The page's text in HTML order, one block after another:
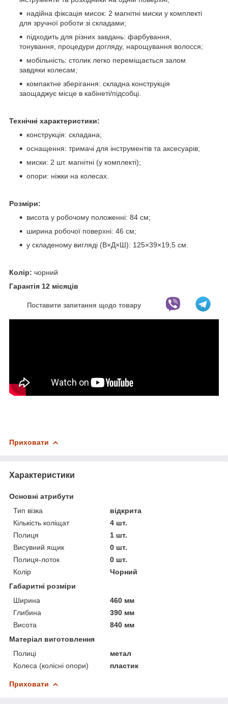
надійна фіксація мисок: 2 магнітні миски у комплекті
для зручної роботи зі складами;
підходить для різних завдань: фарбування,
тонування, процедури догляду, нарощування волосся;
мобільність: столик легко переміщається залом
завдяки колесам;
компактне зберігання: складна конструкція
заощаджує місце в кабінеті/підсобці.
Технічні характеристики:
конструкція: складана;
оснащення: тримачі для інструментів та аксесуарів;
миски: 2 шт. магнітні (у комплекті);
опори: ніжки на колесах.
Розміри:
висота у робочому положенні: 84 см;
ширина робочої поверхні: 46 см;
у складеному вигляді (В×Д×Ш): 125×39×19,5 см.
Колір: чорний
Гарантія 12 місяців
Поставити запитання щодо товару
Приховати
Характеристики
Основні атрибути
Тип візка
відкрита
Кількість коліщат
4 шт.
Полиця
1 шт.
Висувний ящик
0 шт.
Полиця-лоток
0 шт.
Колір
Чорний
Габаритні розміри
Ширина
460 мм
Глибина
390 мм
Висота
840 мм
Матеріал виготовлення
Полиці
метал
Колеса (колісні опори)
пластик
Приховати